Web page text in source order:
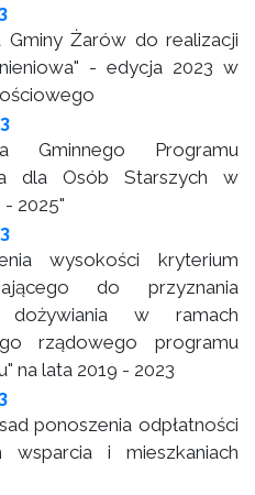
Gminy Żarów do realizacji
- edycja 2023 w
Gminnego Programu
dla Osób Starszych w
- 2025"
wysokości kryterium
do przyznania
w ramach
rządowego programu
na lata 2019 - 2023
ponoszenia odpłatności
i mieszkaniach